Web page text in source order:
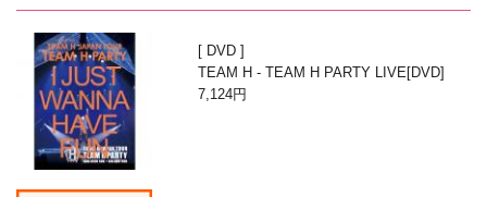
DVD
TEAM H - TEAM H PARTY LIVE[DVD]
7,124円